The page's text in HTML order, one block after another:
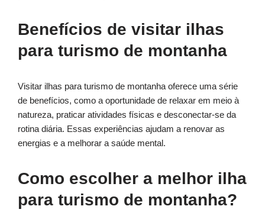
Benefícios de visitar ilhas
para turismo de montanha
Visitar ilhas para turismo de montanha oferece uma série
de benefícios, como a oportunidade de relaxar em meio à
natureza, praticar atividades físicas e desconectar-se da
rotina diária. Essas experiências ajudam a renovar as
energias e a melhorar a saúde mental.
Como escolher a melhor ilha
para turismo de montanha?